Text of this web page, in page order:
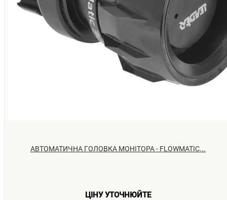
АВТОМАТИЧНА ГОЛОВКА МОНІТОРА - FLOWMATIC...
ЦІНУ УТОЧНЮЙТЕ